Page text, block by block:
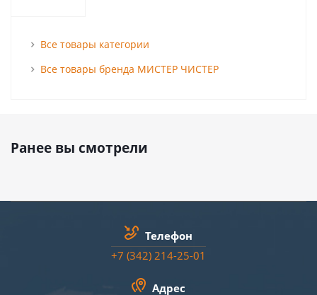
Все товары категории
Все товары бренда МИСТЕР ЧИСТЕР
Ранее вы смотрели
Телефон
+7 (342) 214-25-01
Адрес